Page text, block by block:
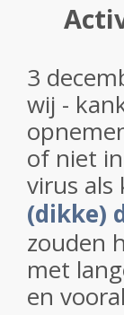
3
wij -
of niet
virus als
(dikke)
zouden
met
en